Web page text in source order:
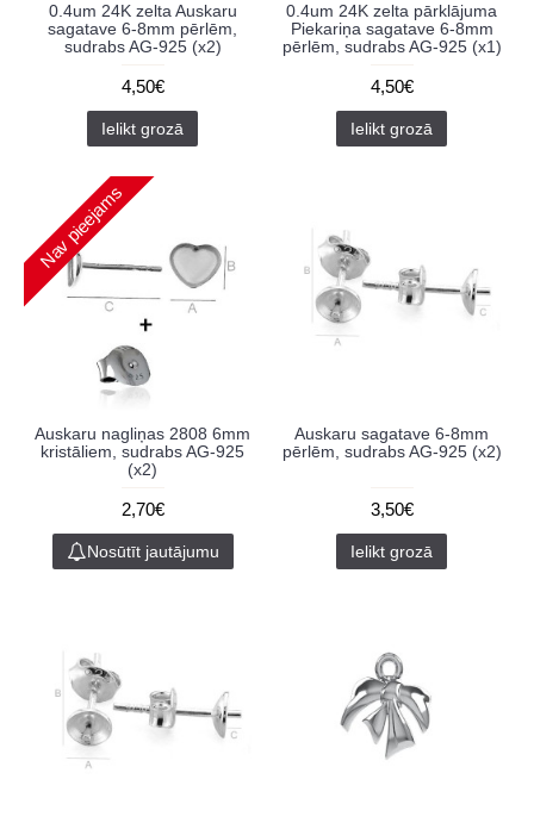
0.4um 24K zelta Auskaru
sagatave 6-8mm pērlēm,
sudrabs AG-925 (x2)
4,50€
Ielikt grozā
0.4um 24K zelta pārklājuma
Piekariņa sagatave 6-8mm
pērlēm, sudrabs AG-925 (x1)
4,50€
Ielikt grozā
Nav pieejams
Auskaru nagliņas 2808 6mm
kristāliem, sudrabs AG-925
(x2)
2,70€
Nosūtīt jautājumu
Auskaru sagatave 6-8mm
pērlēm, sudrabs AG-925 (x2)
3,50€
Ielikt grozā